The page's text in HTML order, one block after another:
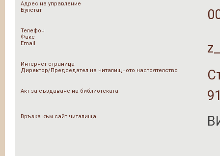
Адрес на управление
Булстат
Телефон
Факс
Email
Интернет страница
Директор/Председател на читалищното настоятелство
Акт за създаване на библиотеката
Връзка към сайт читалища